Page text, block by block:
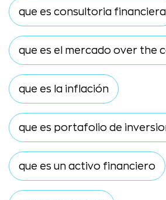
que es consultoria financiera
que es el mercado over the
que es la inflación
que es portafolio de
que es un activo financiero